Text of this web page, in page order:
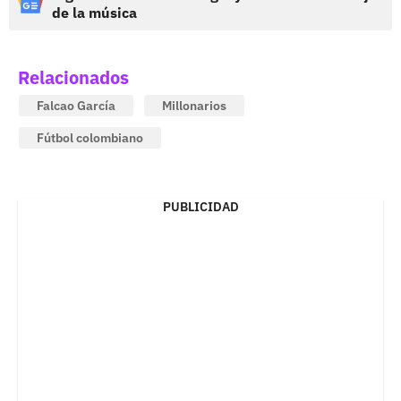
de la música
Relacionados
Falcao García
Millonarios
Fútbol colombiano
PUBLICIDAD